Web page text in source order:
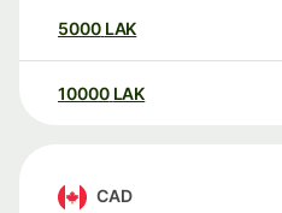
5000 LAK
10000 LAK
CAD